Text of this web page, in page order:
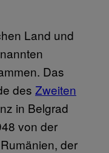
Land und
Das
des Zweiten
in Belgrad
von der
der